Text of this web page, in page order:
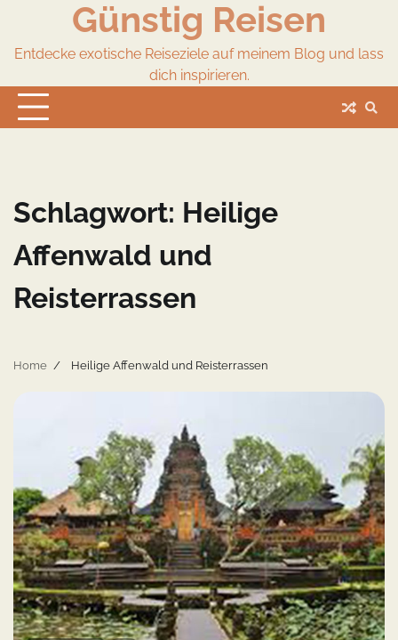
content
Günstig Reisen
Entdecke exotische Reiseziele auf meinem Blog und lass
dich inspirieren.
Schlagwort: Heilige
Affenwald und
Reisterrassen
Home Heilige Affenwald und Reisterrassen